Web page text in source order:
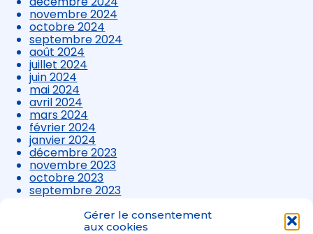
Gérer le consentement
aux cookies
novembre 2024
octobre 2024
septembre 2024
août 2024
juillet 2024
juin 2024
mai 2024
avril 2024
mars 2024
février 2024
janvier 2024
décembre 2023
novembre 2023
octobre 2023
septembre 2023
août 2023
juillet 2023